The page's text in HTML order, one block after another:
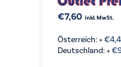
€7,60 inkl. MwSt.
Österreich: +€
Deutschland: +€